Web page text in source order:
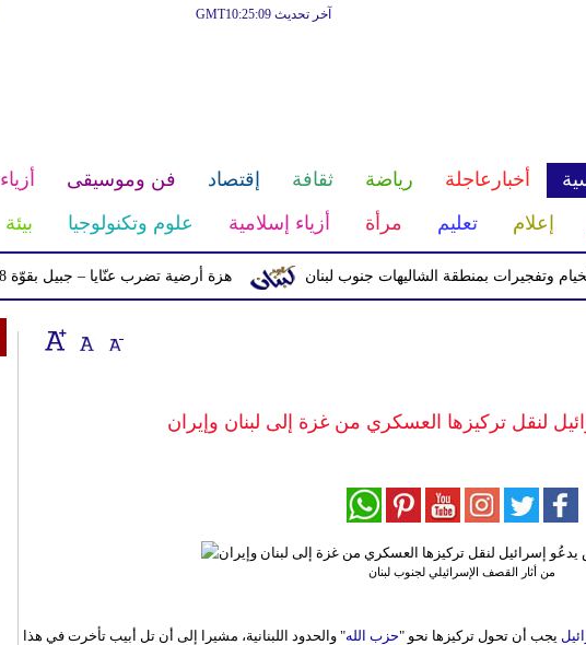
آخر تحديث GMT10:25:09
أخبارعاجلة رياضة ثقافة إقتصاد فن وموسيقى أزياء
إعلام تعليم مرأة أزياء إسلامية علوم وتكنولوجيا بيئة
هزة أرضية تضرب عنّايا – جبيل بقوّة 2.8 درجات على مقياس ريختر بمنطقة الشاليهات جنوب لبنان
لنقل تركيزها العسكري من غزة إلى لبنان وإيران
من أثار القصف الإسرائيلي لجنوب لبنان
يجب أن تحول تركيزها نحو "حزب الله" والحدود اللبنانية، مشيرا إلى أن تل أبيب تأخرت في هذا